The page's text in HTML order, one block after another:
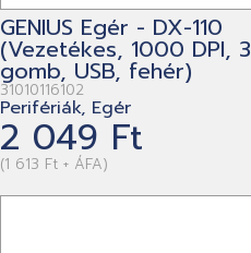
GENIUS Egér - DX-110
(Vezetékes, 1000 DPI, 3
gomb, USB, fehér)
31010116102
Perifériák, Egér
2 049 Ft
(1 613 Ft + ÁFA)